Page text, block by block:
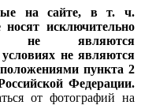
на сайте, в т. ч.
исключительно
не являются
не являются
пункта 2
Федерации.
от фотографий на